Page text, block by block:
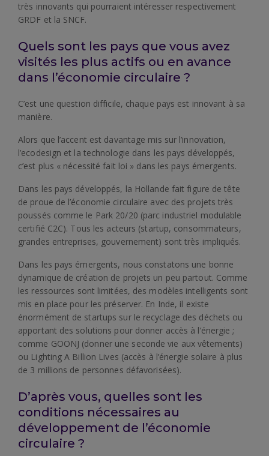
très innovants qui pourraient intéresser respectivement
GRDF et la SNCF.
Quels sont les pays que vous avez
visités les plus actifs ou en avance
dans l’économie circulaire ?
C’est une question difficile, chaque pays est innovant à sa
manière.
Alors que l’accent est davantage mis sur l’innovation,
l’ecodesign et la technologie dans les pays développés,
c’est plus « nécessité fait loi » dans les pays émergents.
Dans les pays développés, la Hollande fait figure de tête
de proue de l’économie circulaire avec des projets très
poussés comme le Park 20/20 (parc industriel modulable
certifié C2C). Tous les acteurs (startup, consommateurs,
grandes entreprises, gouvernement) sont très impliqués.
Dans les pays émergents, nous constatons une bonne
dynamique de création de projets un peu partout. Comme
les ressources sont limitées, des modèles intelligents sont
mis en place pour les préserver. En Inde, il existe
énormément de startups sur le recyclage des déchets ou
apportant des solutions pour donner accès à l’énergie ;
comme GOONJ (donner une seconde vie aux vêtements)
ou Lighting A Billion Lives (accès à l’énergie solaire à plus
de 3 millions de personnes défavorisées).
D’après vous, quelles sont les
conditions nécessaires au
développement de l’économie
circulaire ?